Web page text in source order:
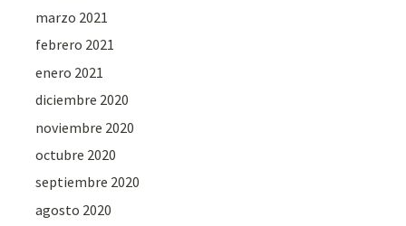
marzo 2021
febrero 2021
enero 2021
diciembre 2020
noviembre 2020
octubre 2020
septiembre 2020
agosto 2020